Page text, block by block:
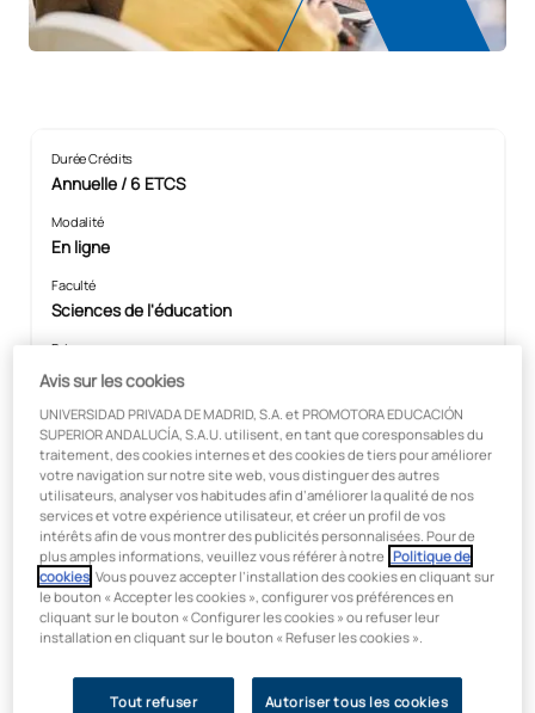
Durée Crédits
Annuelle / 6 ETCS
Modalité
En ligne
Faculté
Sciences de l'éducation
Prix:
300 €
En collaboration avec:
Bourses Santander | Micro-
certifications 2026 – 2e édition
Avis sur les cookies
UNIVERSIDAD PRIVADA DE MADRID, S.A. et PROMOTORA EDUCACIÓN
SUPERIOR ANDALUCÍA, S.A.U. utilisent, en tant que coresponsables du
traitement, des cookies internes et des cookies de tiers pour améliorer
votre navigation sur notre site web, vous distinguer des autres
utilisateurs, analyser vos habitudes afin d’améliorer la qualité de nos
services et votre expérience utilisateur, et créer un profil de vos
intérêts afin de vous montrer des publicités personnalisées. Pour de
plus amples informations, veuillez vous référer à notre Politique de
cookies . Vous pouvez accepter l’installation des cookies en cliquant sur
le bouton « Accepter les cookies », configurer vos préférences en
cliquant sur le bouton « Configurer les cookies » ou refuser leur
installation en cliquant sur le bouton « Refuser les cookies ».
Tout refuser Autoriser tous les cookies